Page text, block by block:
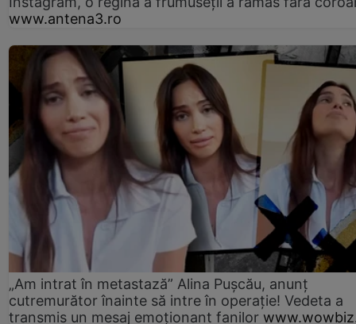
www.antena3.ro
„Am intrat în metastază” Alina Pușcău, anunț
cutremurător înainte să intre în operație! Vedeta a
transmis un mesaj emoționant fanilor